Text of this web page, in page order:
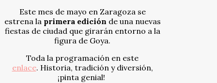
Este mes de mayo en Zaragoza se
estrena laprimera edición de una nuevas
fiestas de ciudad que girarán entorno a la
figura de Goya.
Toda la programación en este
enlace. Historia, tradición y diversión,
¡pinta genial!